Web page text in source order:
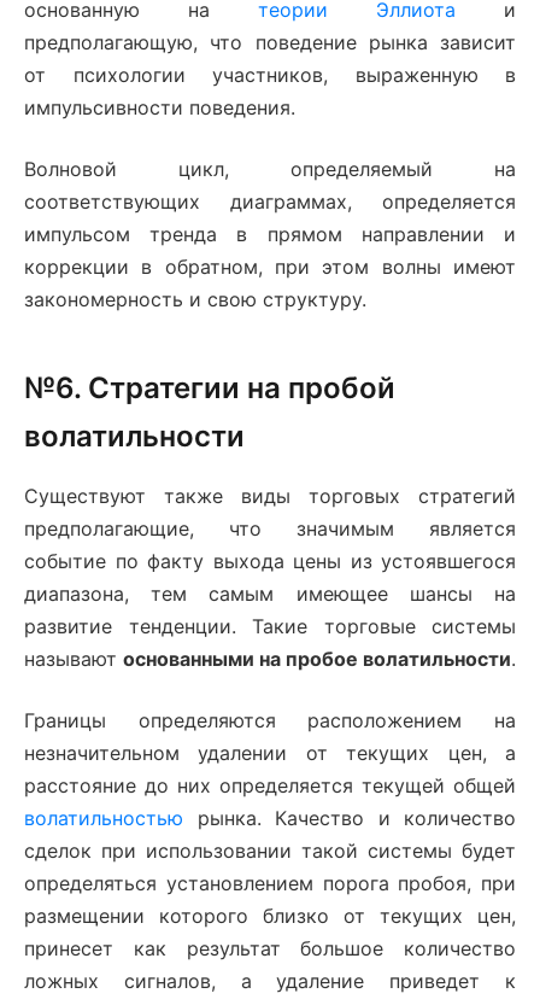
основанную на теории Эллиота и
предполагающую, что поведение рынка зависит
от психологии участников, выраженную в
импульсивности поведения.
Волновой цикл, определяемый на
соответствующих диаграммах, определяется
импульсом тренда в прямом направлении и
коррекции в обратном, при этом волны имеют
закономерность и свою структуру.
№6. Стратегии на пробой
волатильности
Существуют также виды торговых стратегий
предполагающие, что значимым является
событие по факту выхода цены из устоявшегося
диапазона, тем самым имеющее шансы на
развитие тенденции. Такие торговые системы
называют основанными на пробое волатильности.
Границы определяются расположением на
незначительном удалении от текущих цен, а
расстояние до них определяется текущей общей
волатильностью рынка. Качество и количество
сделок при использовании такой системы будет
определяться установлением порога пробоя, при
размещении которого близко от текущих цен,
принесет как результат большое количество
ложных сигналов, а удаление приведет к